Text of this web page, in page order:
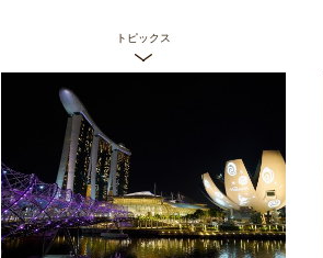
トピックス